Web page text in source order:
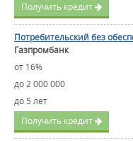
Получить кредит
Потребительский без
Газпромбанк
от 16%
до 2 000 000
до 5 лет
Получить кредит